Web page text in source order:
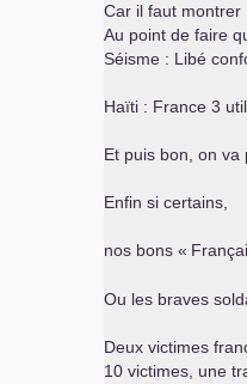
Car il faut montrer
Au point de faire
Séisme : Libé
Haïti : France 3
Et puis bon, on va
Enfin si certains,
nos bons «
Ou les braves
Deux victimes
10 victimes, une